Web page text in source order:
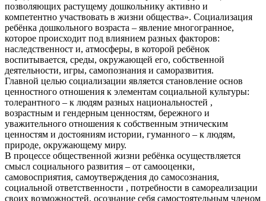
позволяющих растущему дошкольнику активно и
компетентно участвовать в жизни общества». Социализация
ребёнка дошкольного возраста – явление многогранное,
которое происходит под влиянием разных факторов:
наследственност и, атмосферы, в которой ребёнок
воспитывается, среды, окружающей его, собственной
деятельности, игры, самопознания и саморазвития.
Главной целью социализации является становление основ
ценностного отношения к элементам социальной культуры:
толерантного – к людям разных национальностей ,
возрастным и гендерным ценностям, бережного и
уважительного отношения к собственным этническим
ценностям и достояниям истории, гуманного – к людям,
природе, окружающему миру.
В процессе общественной жизни ребёнка осуществляется
смысл социального развития – от самооценки,
самовосприятия, самоутверждения до самосознания,
социальной ответственности , потребности в самореализации
своих возможностей, осознание себя самостоятельным членом